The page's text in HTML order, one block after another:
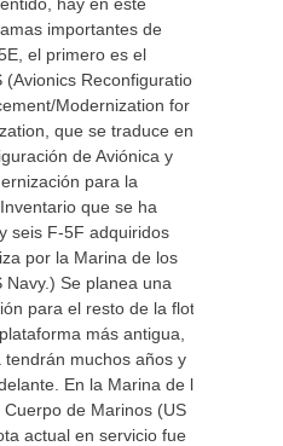
importantes de
el primero es el
Reconfiguration
Modernization for
que se traduce en
de Aviónica y
para la
que se ha
seis F-5F adquiridos
por la Marina de los
Navy.) Se planea una
para el resto de la flota.
más antigua,
muchos años y
En la Marina de los
de Marinos (US
actual en servicio fue